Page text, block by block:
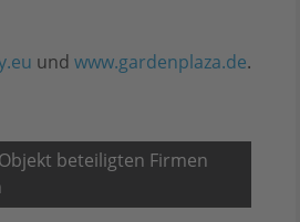
und www.gardenplaza.de.
beteiligten Firmen